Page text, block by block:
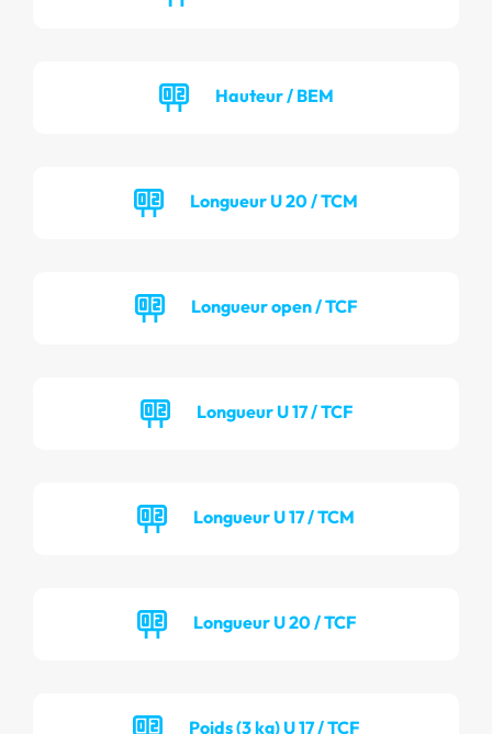
Hauteur / BEM
Longueur U 20 / TCM
Longueur open / TCF
Longueur U 17 / TCF
Longueur U 17 / TCM
Longueur U 20 / TCF
Poids (3 kg) U 17 / TCF